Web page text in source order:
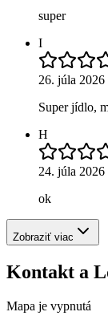
super
I
26. júla 2026
Super jídlo,
H
24. júla 2026
ok
Zobraziť viac
Kontakt a
Mapa je vypnutá